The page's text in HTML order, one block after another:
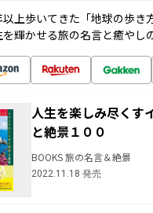
上歩いてきた「地球の歩き
を輝かせる旅の名言と癒やし
人生を楽しみ尽くす
と絶景１００
BOOKS 旅の名言＆絶景
2022.11.18 発売